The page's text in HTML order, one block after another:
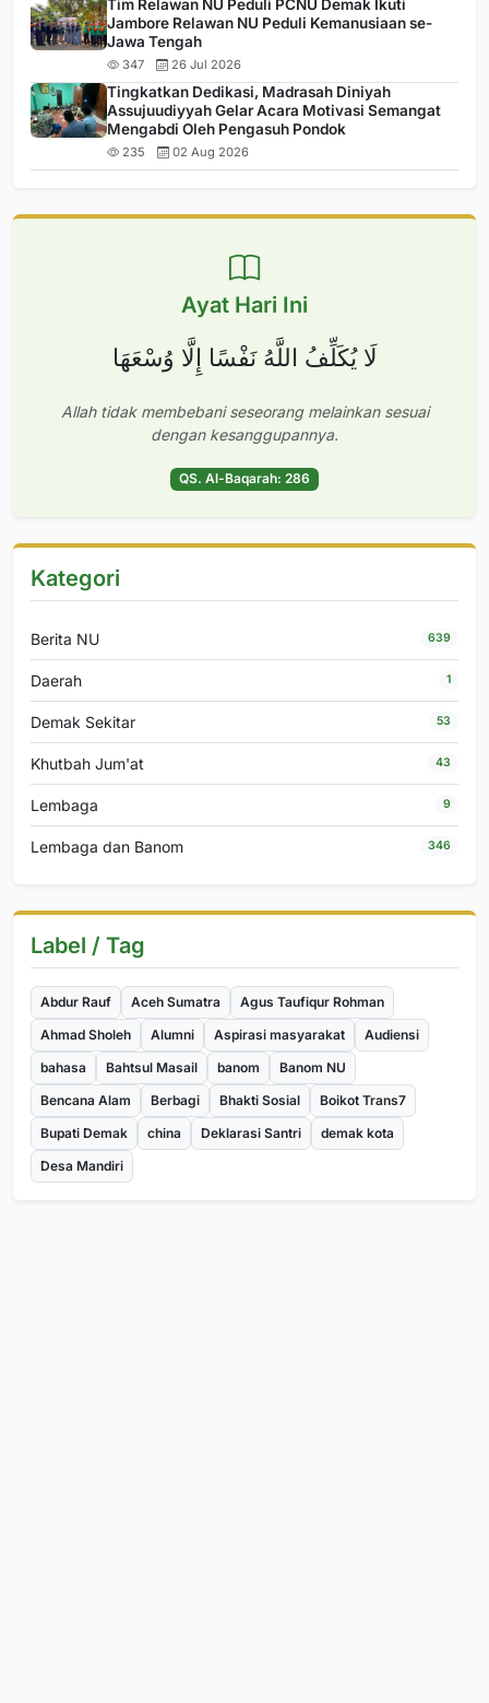
Tim Relawan NU Peduli PCNU Demak Ikuti
Jambore Relawan NU Peduli Kemanusiaan se-
Jawa Tengah
347 26 Jul 2026
Tingkatkan Dedikasi, Madrasah Diniyah
Assujuudiyyah Gelar Acara Motivasi Semangat
Mengabdi Oleh Pengasuh Pondok
235 02 Aug 2026
Ayat Hari Ini
لَا يُكَلِّفُ اللَّهُ نَفْسًا إِلَّا وُسْعَهَا
Allah tidak membebani seseorang melainkan sesuai
dengan kesanggupannya.
QS. Al-Baqarah: 286
Kategori
Berita NU 639
Daerah 1
Demak Sekitar 53
Khutbah Jum'at 43
Lembaga 9
Lembaga dan Banom 346
Label / Tag
Abdur Rauf Aceh Sumatra
Agus Taufiqur Rohman
Ahmad Sholeh
Alumni Aspirasi masyarakat
Audiensi
bahasa
Bahtsul Masail banom
Banom NU
Bencana Alam
Berbagi Bhakti Sosial
Boikot Trans7
Bupati Demak
china Deklarasi Santri
demak kota
Desa Mandiri